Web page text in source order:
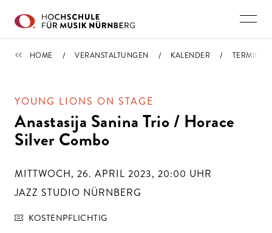
TERMINE
HOME VERANSTALTUNGEN KALENDER TERMIN
YOUNG LIONS ON STAGE
Anastasija Sanina Trio / Horace
Silver Combo
MITTWOCH, 26. APRIL 2023, 20:00 UHR
JAZZ STUDIO NÜRNBERG
KOSTENPFLICHTIG